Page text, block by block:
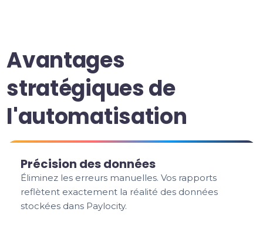
Avantages
stratégiques de
l'automatisation
Précision des données
Éliminez les erreurs manuelles. Vos rapports
reflètent exactement la réalité des données
stockées dans Paylocity.